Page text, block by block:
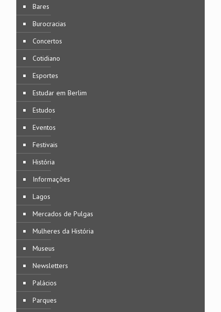
Bares
Burocracias
Concertos
Cotidiano
Esportes
Estudar em Berlim
Estudos
Eventos
Festivais
História
Informações
Lagos
Mercados de Pulgas
Mulheres da História
Museus
Newsletters
Palácios
Parques